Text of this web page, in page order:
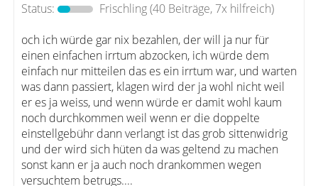
Status:
Frischling(40 Beiträge, 7x hilfreich)
och ich würde gar nix bezahlen, der will ja nur für
einen einfachen irrtum abzocken, ich würde dem
einfach nur mitteilen das es ein irrtum war, und warten
was dann passiert, klagen wird der ja wohl nicht weil
er es ja weiss, und wenn würde er damit wohl kaum
noch durchkommen weil wenn er die doppelte
einstellgebühr dann verlangt ist das grob sittenwidrig
und der wird sich hüten da was geltend zu machen
sonst kann er ja auch noch drankommen wegen
versuchtem betrugs....